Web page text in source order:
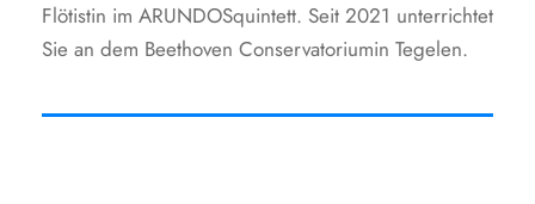
Flötistin im ARUNDOSquintett. Seit 2021 unterrichtet
Sie an dem Beethoven Conservatoriumin Tegelen.